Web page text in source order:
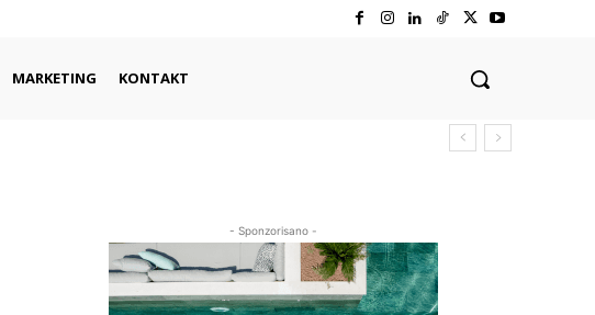
MARKETING KONTAKT
- Sponzorisano -